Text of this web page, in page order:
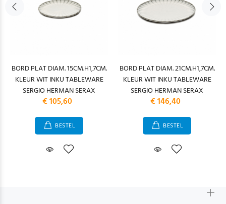
BORD PLAT DIAM. 15CM.H1,7CM.
KLEUR WIT INKU TABLEWARE
SERGIO HERMAN SERAX
€ 105,60
BESTEL
BORD PLAT DIAM. 21CM.H1,7CM.
KLEUR WIT INKU TABLEWARE
SERGIO HERMAN SERAX
€ 146,40
BESTEL